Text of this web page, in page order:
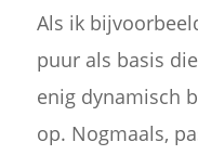
Als ik
puur als basis
enig dynamisch
op. Nogmaals,